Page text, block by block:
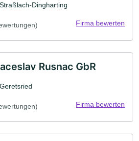
Dingharting
Firma bewerten
Rusnac GbR
Firma bewerten